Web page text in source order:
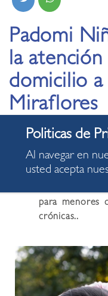
Padomi
la atención
domicilio a
Miraflores
12.06.2026
Especialistas
para menores
crónicas..
Al navegar en
usted acepta